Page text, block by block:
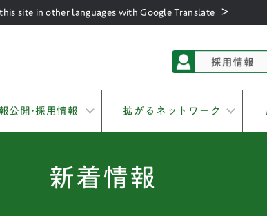
site in other languages with Google Translate ＞
公開•採用情報 拡がるネットワーク
新着情報